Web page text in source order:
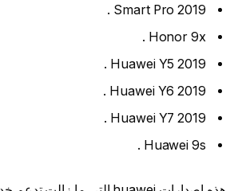
Smart Pro 2019 .
Honor 9x .
Huawei Y5 2019 .
Huawei Y6 2019 .
Huawei Y7 2019 .
Huawei 9s .